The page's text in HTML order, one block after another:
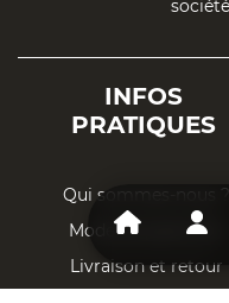
INFOS
PRATIQUES
Qui sommes-nous ?
Mode de paiement
Livraison et retour